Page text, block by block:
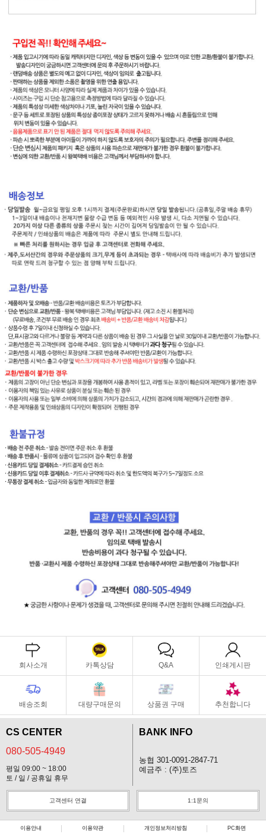
회사소개 카톡상담 Q&A 인쇄게시판
배송조회 대량구매문의 상품권 구매 추천합니다
CS CENTER
080-505-4949
평일 09:00 ~ 18:00
토 / 일 / 공휴일 휴무
BANK INFO
농협 301-0091-2847-71
예금주 : (주)토즈
고객센터 연결 1:1문의
이용안내 이용약관 개인정보처리방침 PC화면